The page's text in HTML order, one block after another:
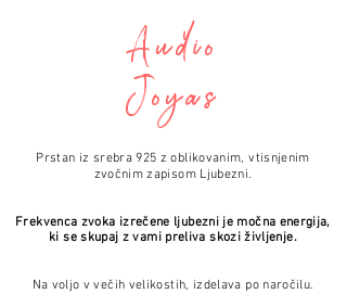
Audio
Joyas
v
Prstan iz srebra 925 z oblikovanim, vtisnjenim
zvočnim zapisom Ljubezni.
Frekvenca zvoka izrečene ljubezni je močna energija,
ki se skupaj z vami preliva skozi življenje.
Na voljo v večih velikostih, izdelava po naročilu.